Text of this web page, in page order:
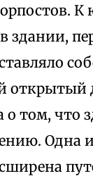
К
здании,
том, что
Одна